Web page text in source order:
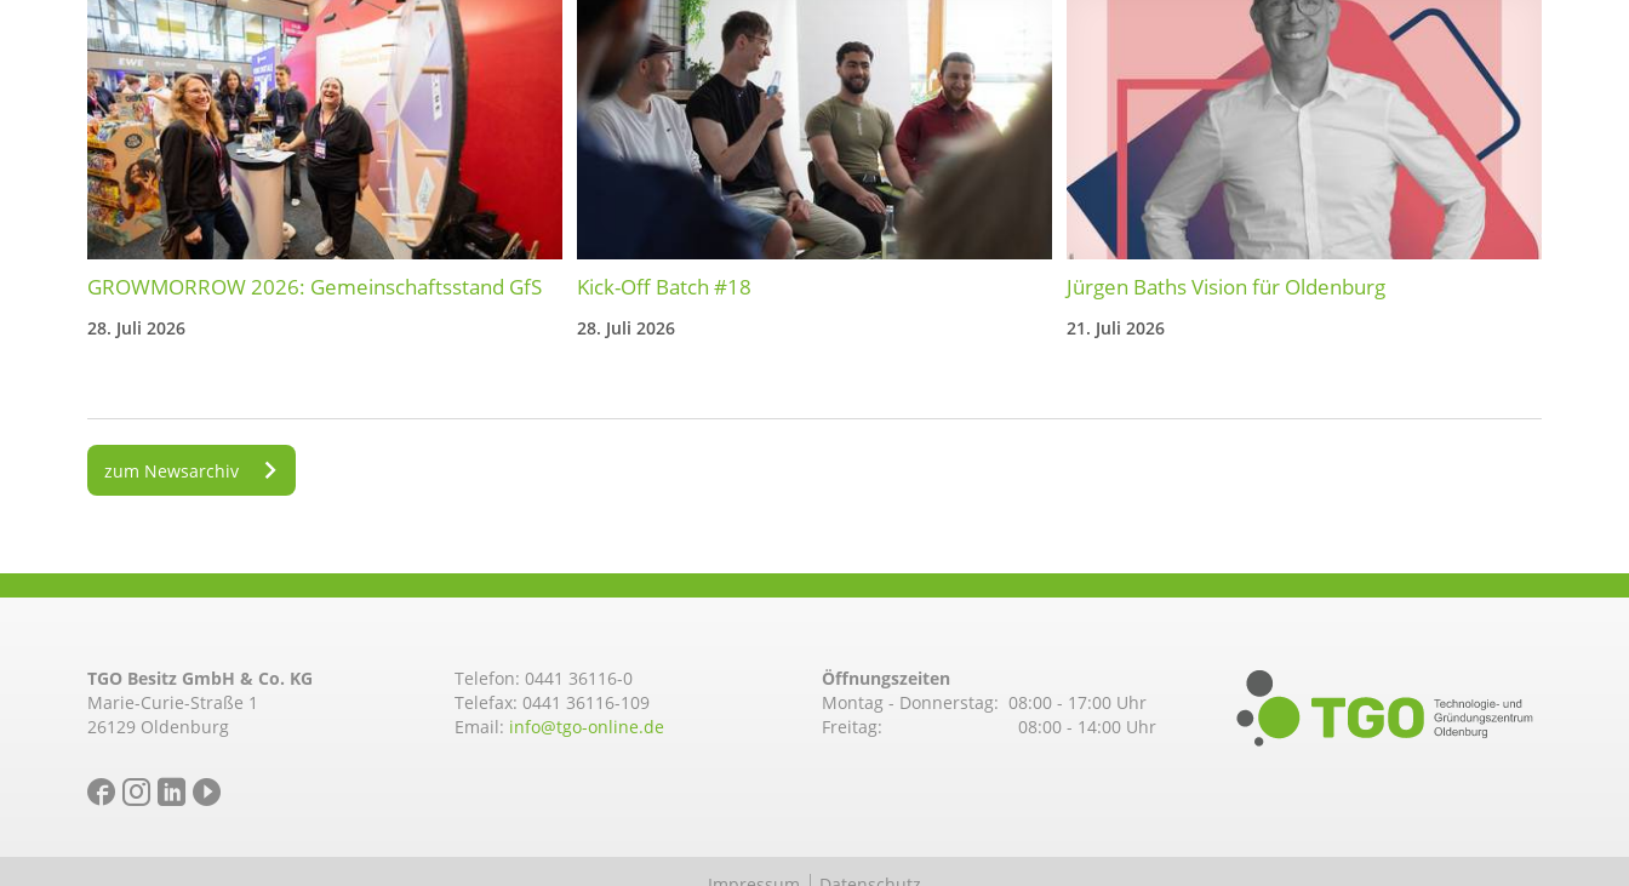
GROWMORROW 2026: Gemeinschaftsstand GfS
28. Juli 2026
Kick-Off Batch #18
28. Juli 2026
Jürgen Baths Vision für Oldenburg
21. Juli 2026
zum Newsarchiv
TGO Besitz GmbH & Co. KG
Marie-Curie-Straße 1
26129 Oldenburg
Telefon: 0441 36116-0
Telefax: 0441 36116-109
Email: info@­tgo-online.de
Öffnungszeiten
Montag - Donnerstag: 08:00 - 17:00 Uhr
Freitag: 08:00 - 14:00 Uhr